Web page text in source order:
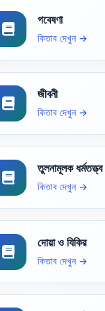
গবেষণা
কিতাব দেখুন →
জীবনী
কিতাব দেখুন →
তুলনামূলক ধর্মতত্ত্ব
কিতাব দেখুন →
দোয়া ও যিকির
কিতাব দেখুন →